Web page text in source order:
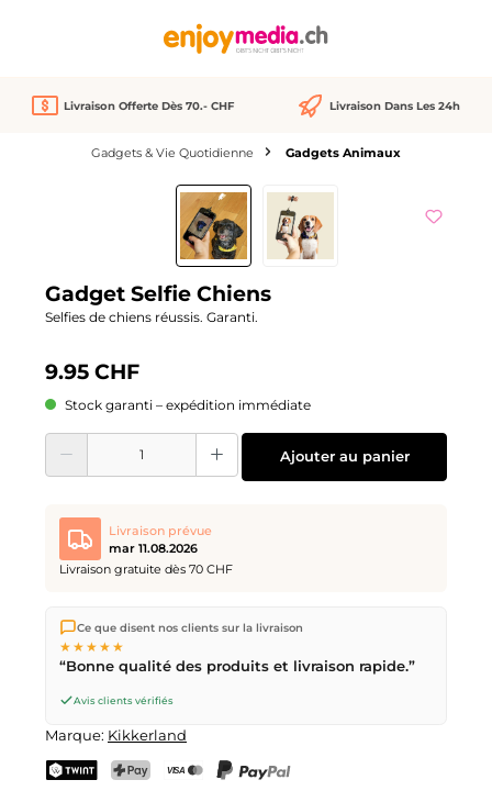
Livraison Offerte Dès 70.- CHF Livraison Dans Les 24h
Gadgets & Vie Quotidienne Gadgets Animaux
Ignorer la galerie d'images
Gadget Selfie Chiens
Selfies de chiens réussis. Garanti.
9.95 CHF
Stock garanti – expédition immédiate
Quantité de produit : Entrez la quantité souhaitée ou utilisez les boutons
Ajouter au panier
Livraison prévue
mar 11.08.2026
Livraison gratuite dès 70 CHF
Nous expédions directement depuis notre entrepôt à Kriens,
en Suisse.Livraison gratuitedèsCHF 70
passées avant
livraison leprochain jour ouvrable par la Poste Suisse.
Ce que disent nos clients sur la livraison
★★★★★
“Bonne qualité des produits et livraison rapide.”
Avis clients vérifiés
Marque: Kikkerland